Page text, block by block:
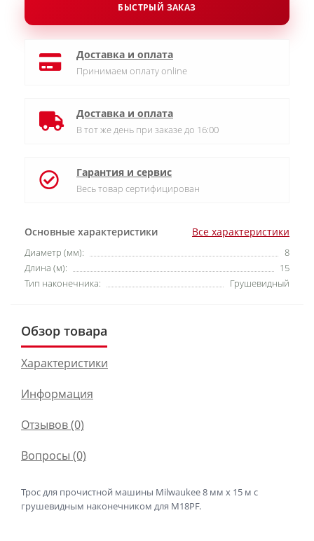
Основные характеристики Все характеристики
Диаметр (мм):
8
Длина (м):
15
Тип наконечника:
Грушевидный
БЫСТРЫЙ ЗАКАЗ
Доставка и оплата
Принимаем оплату online
Доставка и оплата
В тот же день при заказе до 16:00
Гарантия и сервис
Весь товар сертифицирован
Обзор товара
Характеристики
Информация
Отзывов (0)
Вопросы (0)
Трос для прочистной машины Milwaukee 8 мм x 15 м с
грушевидным наконечником для M18PF.